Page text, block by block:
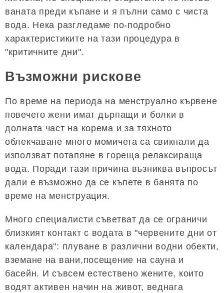
ваната преди къпане и я пълни само с чиста
вода. Нека разгледаме по-подробно
характеристиките на тази процедура в
"критичните дни".
Възможни рискове
По време на периода на менструално кървене
повечето жени имат дърпащи и болки в
долната част на корема и за тяхното
облекчаване много момичета са свикнали да
използват потапяне в гореща релаксираща
вода. Поради тази причина възниква въпросът
дали е възможно да се къпете в банята по
време на менструация.
Много специалисти съветват да се ограничи
близкият контакт с водата в "червените дни от
календара": плуване в различни водни обекти,
вземане на вани,посещение на сауна и
басейн. И съвсем естествено жените, които
водят активен начин на живот, веднага